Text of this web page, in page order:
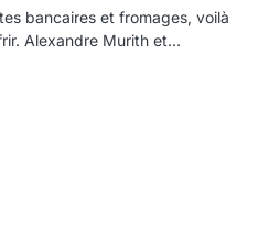
bancaires et fromages, voilà
Alexandre Murith et…